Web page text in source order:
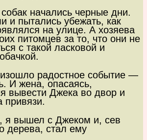
начались черные дни.
и пытались убежать, как
на улице. А хозяева
питомцев за то, что они не
с такой ласковой и
радостное событие —
И жена, опасаясь,
вывести Джека во двор и
привязи.
я вышел с Джеком и, сев
дерева, стал ему